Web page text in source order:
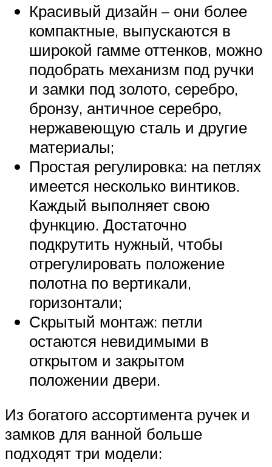
Красивый дизайн – они более
компактные, выпускаются в
широкой гамме оттенков, можно
подобрать механизм под ручки
и замки под золото, серебро,
бронзу, античное серебро,
нержавеющую сталь и другие
материалы;
Простая регулировка: на петлях
имеется несколько винтиков.
Каждый выполняет свою
функцию. Достаточно
подкрутить нужный, чтобы
отрегулировать положение
полотна по вертикали,
горизонтали;
Скрытый монтаж: петли
остаются невидимыми в
открытом и закрытом
положении двери.
Из богатого ассортимента ручек и
замков для ванной больше
подходят три модели: